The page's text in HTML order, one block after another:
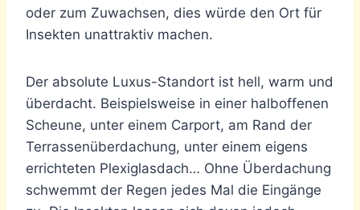
oder zum Zuwachsen, dies würde den Ort für
Insekten unattraktiv machen.
Der absolute Luxus-Standort ist hell, warm und
überdacht. Beispielsweise in einer halboffenen
Scheune, unter einem Carport, am Rand der
Terrassenüberdachung, unter einem eigens
errichteten Plexiglasdach… Ohne Überdachung
schwemmt der Regen jedes Mal die Eingänge